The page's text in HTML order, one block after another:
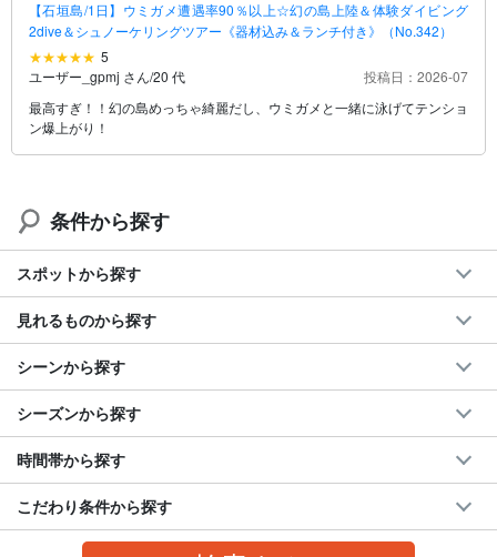
【石垣島/1日】ウミガメ遭遇率90％以上☆幻の島上陸＆体験ダイビング
2dive＆シュノーケリングツアー《器材込み＆ランチ付き》（No.342）
5
ユーザー_gpmj さん/20 代
投稿日：2026-07
最高すぎ！！幻の島めっちゃ綺麗だし、ウミガメと一緒に泳げてテンショ
ン爆上がり！
条件から探す
スポットから探す
見れるものから探す
シーンから探す
シーズンから探す
時間帯から探す
こだわり条件から探す